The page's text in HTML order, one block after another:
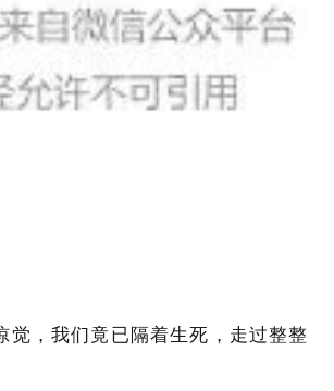
，我们竟已隔着生死，走过整整